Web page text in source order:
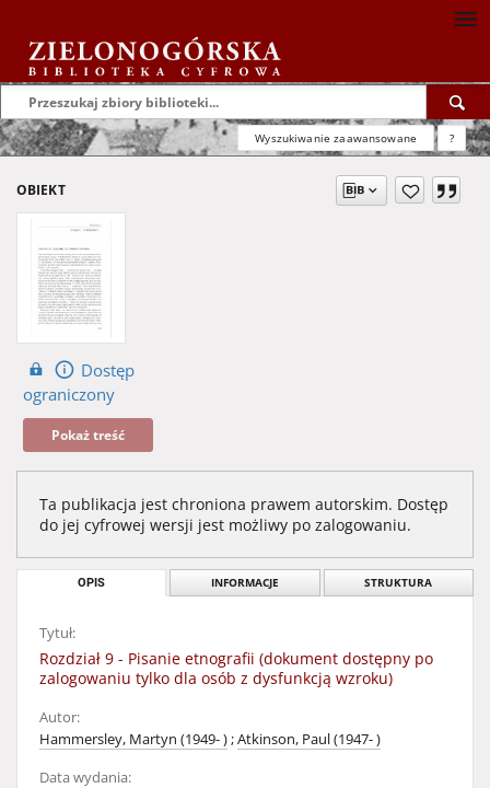
Wyszukiwanie zaawansowane ?
OBIEKT
Dostęp
ograniczony
Pokaż treść
Ta publikacja jest chroniona prawem autorskim. Dostęp
do jej cyfrowej wersji jest możliwy po zalogowaniu.
OPIS INFORMACJE STRUKTURA
Tytuł:
Rozdział 9 - Pisanie etnografii (dokument dostępny po
zalogowaniu tylko dla osób z dysfunkcją wzroku)
Autor:
Hammersley, Martyn (1949- );Atkinson, Paul (1947- )
Data wydania: